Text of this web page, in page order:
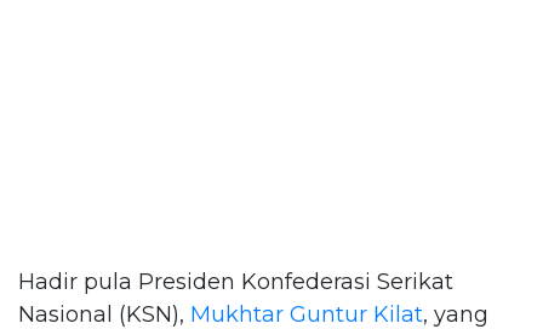
Hadir pula Presiden Konfederasi Serikat
Nasional (KSN), Mukhtar Guntur Kilat, yang